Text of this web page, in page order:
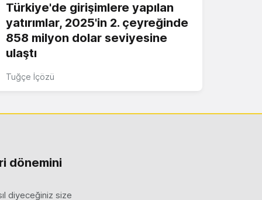
Türkiye'de girişimlere yapılan
yatırımlar, 2025'in 2. çeyreğinde
858 milyon dolar seviyesine
ulaştı
Tuğçe İçözü
dönemini
diyeceğiniz size